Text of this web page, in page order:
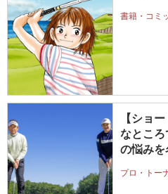
書籍・コミ
【ショ
なとこ
の悩み
プロ・トー